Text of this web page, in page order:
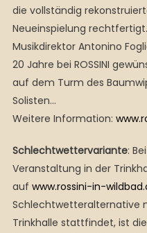
die vollständig
Neueinspielung
Musikdirektor Antonino
20 Jahre bei ROSSINI
auf dem Turm des
Solisten…
Weitere Information:
Schlechtwettervariante:
Veranstaltung in der
auf www.rossini-in-
Schlechtwetteralternative
Trinkhalle stattfindet, ist